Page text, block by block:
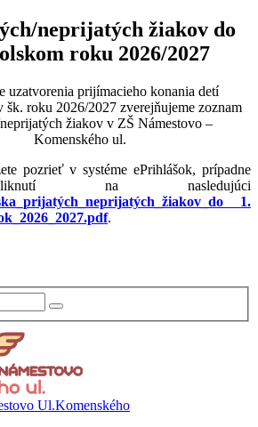
neprijatých žiakov do
roku 2026/2027
uzatvorenia prijímacieho konania detí
šk. roku 2026/2027 zverejňujeme zoznam
žiakov v ZŠ Námestovo –
Komenského ul.
pozrieť v systéme ePrihlášok, prípadne
na nasledujúci
1.
.